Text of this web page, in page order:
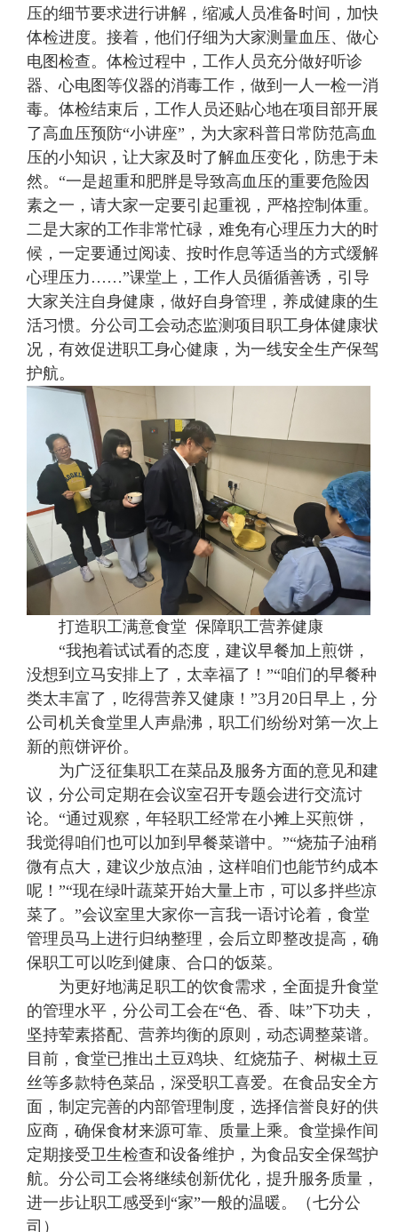
压的细节要求进行讲解，缩减人员准备时间，加快
体检进度。接着，他们仔细为大家测量血压、做心
电图检查。体检过程中，工作人员充分做好听诊
器、心电图等仪器的消毒工作，做到一人一检一消
毒。体检结束后，工作人员还贴心地在项目部开展
了高血压预防“小讲座”，为大家科普日常防范高血
压的小知识，让大家及时了解血压变化，防患于未
然。“一是超重和肥胖是导致高血压的重要危险因
素之一，请大家一定要引起重视，严格控制体重。
二是大家的工作非常忙碌，难免有心理压力大的时
候，一定要通过阅读、按时作息等适当的方式缓解
心理压力……”课堂上，工作人员循循善诱，引导
大家关注自身健康，做好自身管理，养成健康的生
活习惯。分公司工会动态监测项目职工身体健康状
况，有效促进职工身心健康，为一线安全生产保驾
护航。
打造职工满意食堂 保障职工营养健康
“我抱着试试看的态度，建议早餐加上煎饼，
没想到立马安排上了，太幸福了！”“咱们的早餐种
类太丰富了，吃得营养又健康！”3月20日早上，分
公司机关食堂里人声鼎沸，职工们纷纷对第一次上
新的煎饼评价。
为广泛征集职工在菜品及服务方面的意见和建
议，分公司定期在会议室召开专题会进行交流讨
论。“通过观察，年轻职工经常在小摊上买煎饼，
我觉得咱们也可以加到早餐菜谱中。”“烧茄子油稍
微有点大，建议少放点油，这样咱们也能节约成本
呢！”“现在绿叶蔬菜开始大量上市，可以多拌些凉
菜了。”会议室里大家你一言我一语讨论着，食堂
管理员马上进行归纳整理，会后立即整改提高，确
保职工可以吃到健康、合口的饭菜。
为更好地满足职工的饮食需求，全面提升食堂
的管理水平，分公司工会在“色、香、味”下功夫，
坚持荤素搭配、营养均衡的原则，动态调整菜谱。
目前，食堂已推出土豆鸡块、红烧茄子、树椒土豆
丝等多款特色菜品，深受职工喜爱。在食品安全方
面，制定完善的内部管理制度，选择信誉良好的供
应商，确保食材来源可靠、质量上乘。食堂操作间
定期接受卫生检查和设备维护，为食品安全保驾护
航。分公司工会将继续创新优化，提升服务质量，
进一步让职工感受到“家”一般的温暖。（七分公
司）